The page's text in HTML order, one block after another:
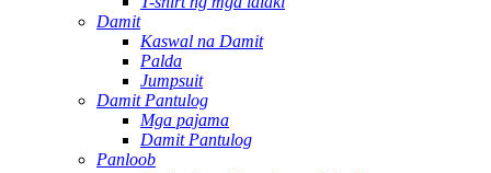
Damit
Kaswal na Damit
Palda
Jumpsuit
Damit Pantulog
Mga pajama
Damit Pantulog
Panloob